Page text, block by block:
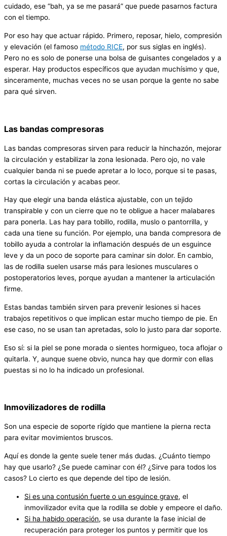
cuidado, ese “bah, ya se me pasará” que puede pasarnos factura
con el tiempo.
Por eso hay que actuar rápido. Primero, reposar, hielo, compresión
y elevación (el famoso método RICE, por sus siglas en inglés).
Pero no es solo de ponerse una bolsa de guisantes congelados y a
esperar. Hay productos específicos que ayudan muchísimo y que,
sinceramente, muchas veces no se usan porque la gente no sabe
para qué sirven.
Las bandas compresoras
Las bandas compresoras sirven para reducir la hinchazón, mejorar
la circulación y estabilizar la zona lesionada. Pero ojo, no vale
cualquier banda ni se puede apretar a lo loco, porque si te pasas,
cortas la circulación y acabas peor.
Hay que elegir una banda elástica ajustable, con un tejido
transpirable y con un cierre que no te obligue a hacer malabares
para ponerla. Las hay para tobillo, rodilla, muslo o pantorrilla, y
cada una tiene su función. Por ejemplo, una banda compresora de
tobillo ayuda a controlar la inflamación después de un esguince
leve y da un poco de soporte para caminar sin dolor. En cambio,
las de rodilla suelen usarse más para lesiones musculares o
postoperatorios leves, porque ayudan a mantener la articulación
firme.
Estas bandas también sirven para prevenir lesiones si haces
trabajos repetitivos o que implican estar mucho tiempo de pie. En
ese caso, no se usan tan apretadas, solo lo justo para dar soporte.
Eso sí: si la piel se pone morada o sientes hormigueo, toca aflojar o
quitarla. Y, aunque suene obvio, nunca hay que dormir con ellas
puestas si no lo ha indicado un profesional.
Inmovilizadores de rodilla
Son una especie de soporte rígido que mantiene la pierna recta
para evitar movimientos bruscos.
Aquí es donde la gente suele tener más dudas. ¿Cuánto tiempo
hay que usarlo? ¿Se puede caminar con él? ¿Sirve para todos los
casos? Lo cierto es que depende del tipo de lesión.
Si es una contusión fuerte o un esguince grave, el
inmovilizador evita que la rodilla se doble y empeore el daño.
Si ha habido operación, se usa durante la fase inicial de
recuperación para proteger los puntos y permitir que los